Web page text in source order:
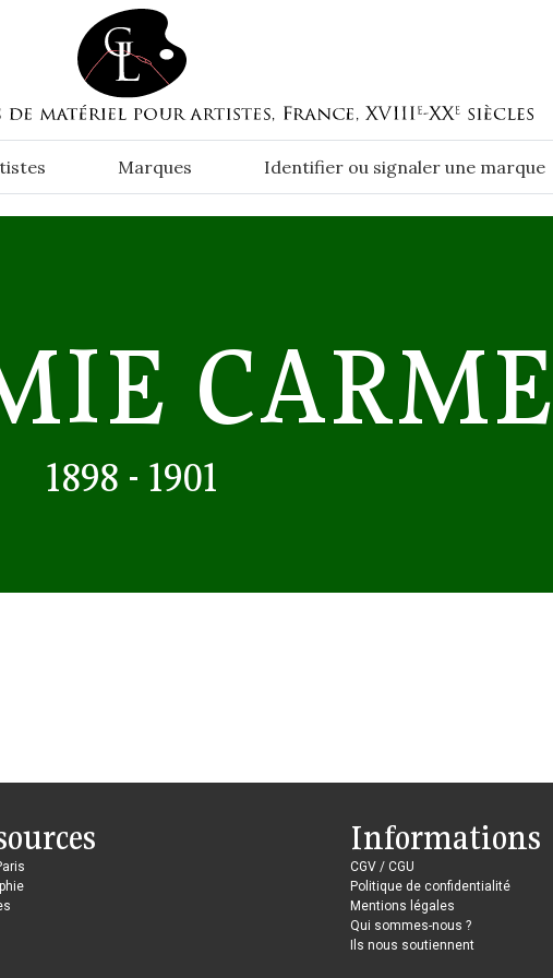
Marques Identifier ou signaler une marque
1898 - 1901
Informations
CGV / CGU
Politique de confidentialité
Mentions légales
Qui sommes-nous ?
Ils nous soutiennent